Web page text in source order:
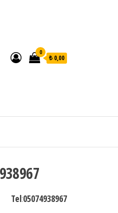
0
₺ 0,00
Tel:05074938967